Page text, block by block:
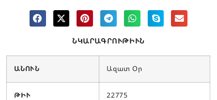
ՆԿԱՐԱԳՐՈՒԹԻՒՆ
ԱՆՈՒՆ Ազատ Օր
ԹԻՒ 22775